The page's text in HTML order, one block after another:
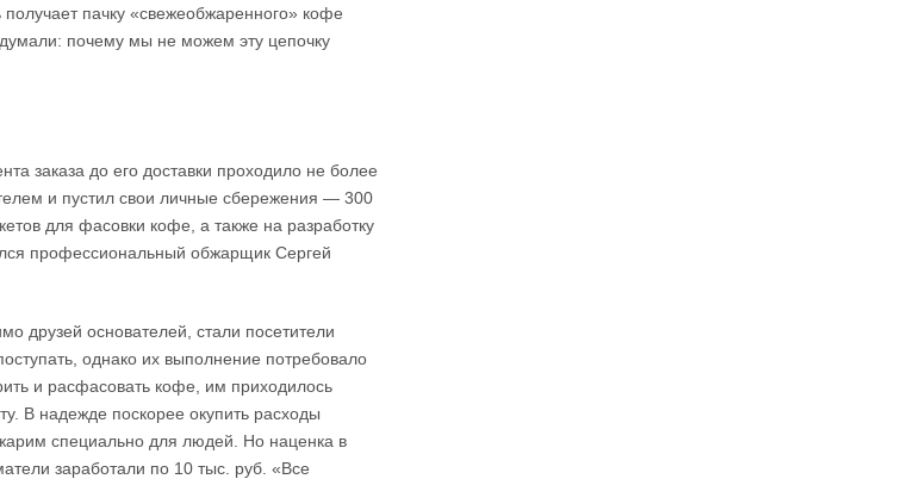
получает пачку «свежеобжаренного» кофе
почему мы не можем эту цепочку
заказа до его доставки проходило не более
и пустил свои личные сбережения — 300
для фасовки кофе, а также на разработку
профессиональный обжарщик Сергей
друзей основателей, стали посетители
однако их выполнение потребовало
и расфасовать кофе, им приходилось
В надежде поскорее окупить расходы
специально для людей. Но наценка в
заработали по 10 тыс. руб. «Все